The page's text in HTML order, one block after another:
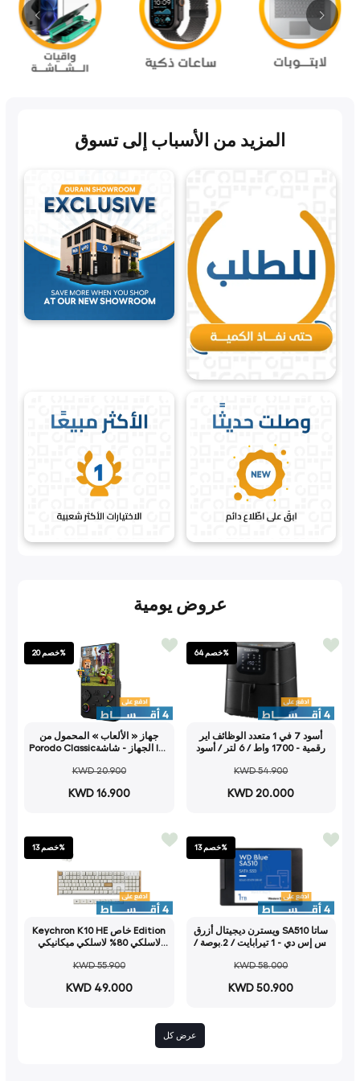
المزيد من الأسباب إلى تسوق
عروض يومية
خصم 20%
جهاز « الألعاب » المحمول من
Porodo Classicالجهاز - شاشة IPS
KWD 16.900
KWD 20.900
خصم 64%
أسود 7 في 1 متعدد الوظائف اير
رقمية - 1700 واط / 6 لتر / أسود
KWD 20.000
KWD 54.900
خصم 13%
Keychron K10 HE خاص Edition
لاسلكي 80% لاسلكي ميكانيكي
اس بي-C (تخطيط عربي) - أبيض
KWD 49.000
KWD 55.900
خصم 13%
ويسترن ديجيتال أزرق SA510 ساتا
إس إس دي - 1 تيرابايت / 2.بوصة /
محرك)
KWD 50.900
KWD 58.000
عرض كل